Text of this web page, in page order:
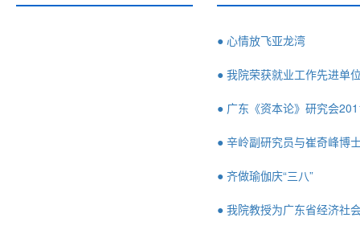
● 心情放飞亚龙湾
● 我院荣获就业工作先进单
● 广东《资本论》研究会
● 辛岭副研究员与崔奇峰博
● 齐做瑜伽庆“三八”
● 我院教授为广东省经济社